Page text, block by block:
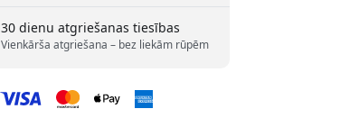
30 dienu atgriešanas tiesības
Vienkārša atgriešana – bez liekām rūpēm